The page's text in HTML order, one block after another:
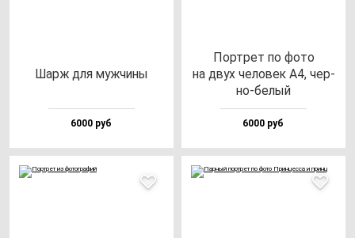
Шарж для муж­чи­ны
6000 руб
Пор­трет по фо­то
на двух че­ло­век А4, чер­
но-бе­лый
6000 руб